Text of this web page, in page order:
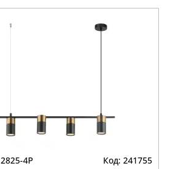
2825-4P 241755